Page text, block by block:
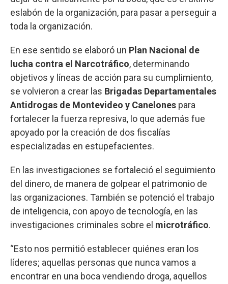
eslabón de la organización, para pasar a perseguir a
toda la organización.
En ese sentido se elaboró un Plan Nacional de
lucha contra el Narcotráfico, determinando
objetivos y líneas de acción para su cumplimiento,
se volvieron a crear las Brigadas Departamentales
Antidrogas de Montevideo y Canelones para
fortalecer la fuerza represiva, lo que además fue
apoyado por la creación de dos fiscalías
especializadas en estupefacientes.
En las investigaciones se fortaleció el seguimiento
del dinero, de manera de golpear el patrimonio de
las organizaciones. También se potenció el trabajo
de inteligencia, con apoyo de tecnología, en las
investigaciones criminales sobre el microtráfico.
“Esto nos permitió establecer quiénes eran los
líderes; aquellas personas que nunca vamos a
encontrar en una boca vendiendo droga, aquellos